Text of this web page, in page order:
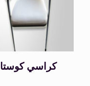
كراسي كوستا